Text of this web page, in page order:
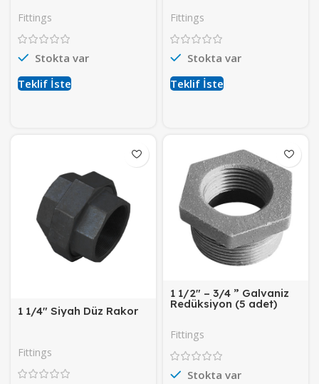
Fittings
Stokta var
Teklif İste
Fittings
Stokta var
Teklif İste
1 1/4″ Siyah Düz Rakor
Fittings
1 1/2″ – 3/4 ” Galvaniz
Redüksiyon (5 adet)
Fittings
Stokta var